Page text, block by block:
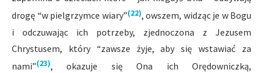
drogę “w pielgrzymce wiary”(22), owszem, widząc je w Bogu
i odczuwając ich potrzeby, zjednoczona z Jezusem
Chrystusem, który “zawsze żyje, aby się wstawiać za
nami”(23), okazuje się Ona ich Orędowniczką,